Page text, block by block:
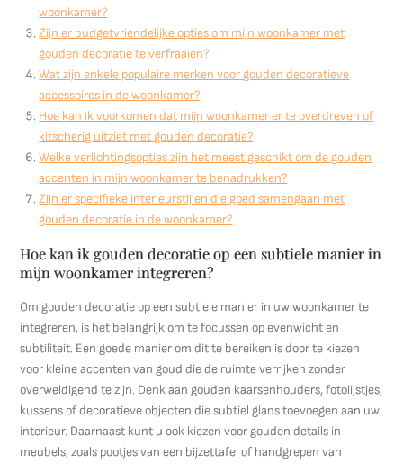
woonkamer?
Zijn er budgetvriendelijke opties om mijn woonkamer met
gouden decoratie te verfraaien?
Wat zijn enkele populaire merken voor gouden decoratieve
accessoires in de woonkamer?
Hoe kan ik voorkomen dat mijn woonkamer er te overdreven of
kitscherig uitziet met gouden decoratie?
Welke verlichtingsopties zijn het meest geschikt om de gouden
accenten in mijn woonkamer te benadrukken?
Zijn er specifieke interieurstijlen die goed samengaan met
gouden decoratie in de woonkamer?
Hoe kan ik gouden decoratie op een subtiele manier in
mijn woonkamer integreren?
Om gouden decoratie op een subtiele manier in uw woonkamer te
integreren, is het belangrijk om te focussen op evenwicht en
subtiliteit. Een goede manier om dit te bereiken is door te kiezen
voor kleine accenten van goud die de ruimte verrijken zonder
overweldigend te zijn. Denk aan gouden kaarsenhouders, fotolijstjes,
kussens of decoratieve objecten die subtiel glans toevoegen aan uw
interieur. Daarnaast kunt u ook kiezen voor gouden details in
meubels, zoals pootjes van een bijzettafel of handgrepen van